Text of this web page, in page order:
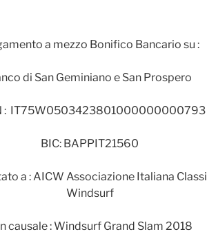
a mezzo Bonifico Bancario su :
di San Geminiano e San Prospero
: IT75W0503423801000000000793
BIC: BAPPIT21560
a : AICW Associazione Italiana Classi
Windsurf
causale : Windsurf Grand Slam 2018